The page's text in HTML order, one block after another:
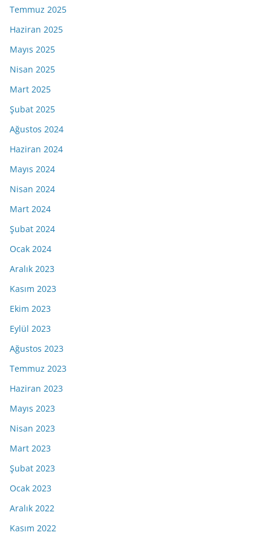
Temmuz 2025
Haziran 2025
Mayıs 2025
Nisan 2025
Mart 2025
Şubat 2025
Ağustos 2024
Haziran 2024
Mayıs 2024
Nisan 2024
Mart 2024
Şubat 2024
Ocak 2024
Aralık 2023
Kasım 2023
Ekim 2023
Eylül 2023
Ağustos 2023
Temmuz 2023
Haziran 2023
Mayıs 2023
Nisan 2023
Mart 2023
Şubat 2023
Ocak 2023
Aralık 2022
Kasım 2022